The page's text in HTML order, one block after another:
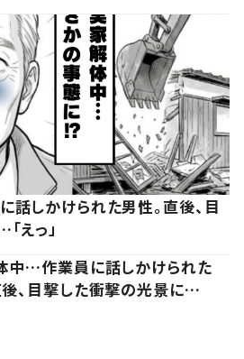
しかけられた男性。直後、目
えっ」
中…作業員に話しかけられた
後、目撃した衝撃の光景に…